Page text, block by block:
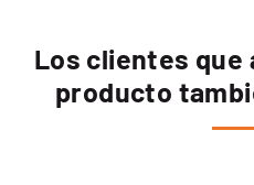
Los clientes
producto